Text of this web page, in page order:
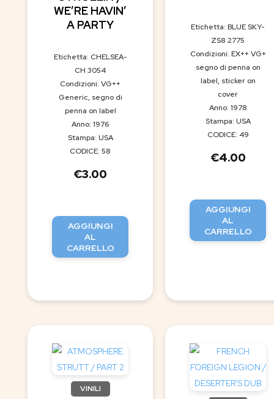
WE’RE HAVIN’
A PARTY
Etichetta: CHELSEA-
CH 3054
Condizioni: VG++
Generic, segno di
penna on label
Anno: 1976
Stampa: USA
CODICE: 58
€3.00
AGGIUNGI
AL
CARRELLO
Etichetta: BLUE SKY-
ZS8 2775
Condizioni: EX++ VG+
segno di penna on
label, sticker on
cover
Anno: 1978
Stampa: USA
CODICE: 49
€4.00
AGGIUNGI
AL
CARRELLO
VINILI